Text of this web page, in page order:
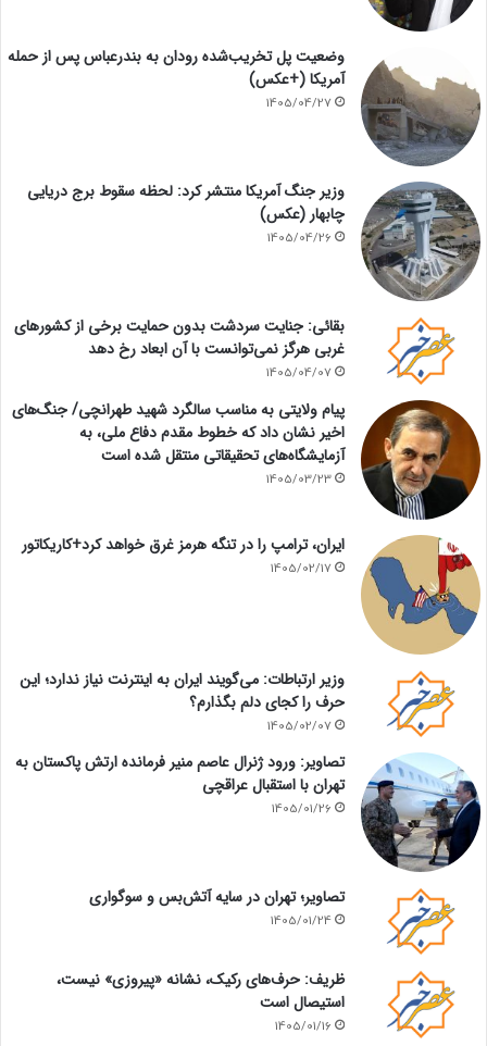
وضعیت پل تخریب‌شده رودان به بندرعباس پس از حمله
آمریکا (+عکس)
1405/04/27
وزیر جنگ آمریکا منتشر کرد: لحظه سقوط برج دریایی
چابهار (عکس)
1405/04/26
بقائی: جنایت سردشت بدون حمایت برخی از کشورهای
غربی هرگز نمی‌توانست با آن ابعاد رخ دهد
1405/04/07
پیام ولایتی به مناسب سالگرد شهید طهرانچی/ جنگ‌های
اخیر نشان داد که خطوط مقدم دفاع ملی، به
آزمایشگاه‌های تحقیقاتی منتقل شده است
1405/03/23
ایران، ترامپ را در تنگه هرمز غرق خواهد کرد+کاریکاتور
1405/02/17
وزیر ارتباطات: می‌گویند ایران به اینترنت نیاز ندارد؛ این
حرف را کجای دلم بگذارم؟
1405/02/07
تصاویر: ورود ژنرال عاصم منیر فرمانده ارتش پاکستان به
تهران با استقبال عراقچی
1405/01/26
تصاویر؛ تهران در سایه آتش‌بس و سوگواری
1405/01/24
ظریف: حرف‌های رکیک، نشانه «پیروزی» نیست،
استیصال است
1405/01/16